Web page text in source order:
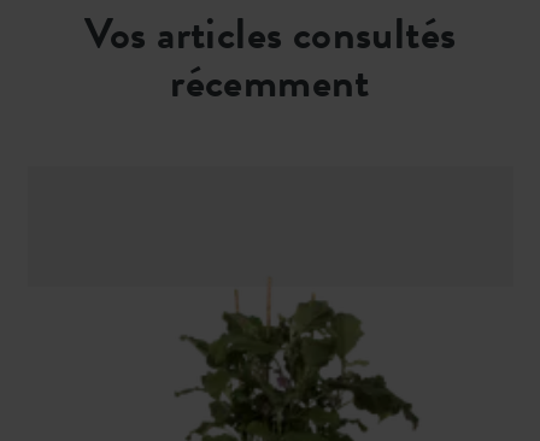
Vos articles consultés
récemment